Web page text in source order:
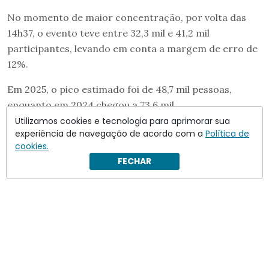
No momento de maior concentração, por volta das
14h37, o evento teve entre 32,3 mil e 41,2 mil
participantes, levando em conta a margem de erro de
12%.
Em 2025, o pico estimado foi de 48,7 mil pessoas,
enquanto em 2024 chegou a 73,6 mil.
A contagem foi feita com imagens aéreas captadas em
diferentes horários ao longo do dia e processadas por
um sistema de inteligência artificial.
Utilizamos cookies e tecnologia para aprimorar sua
experiência de navegação de acordo com a Política de
cookies.
FECHAR